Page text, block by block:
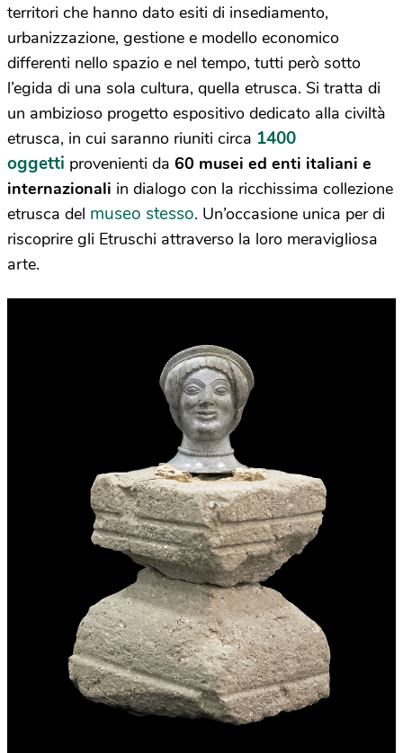
territori che hanno dato esiti di insediamento,
urbanizzazione, gestione e modello economico
differenti nello spazio e nel tempo, tutti però sotto
l’egida di una sola cultura, quella etrusca. Si tratta di
un ambizioso progetto espositivo dedicato alla civiltà
etrusca, in cui saranno riuniti circa 1400
oggetti provenienti da 60 musei ed enti italiani e
internazionali in dialogo con la ricchissima collezione
etrusca del museo stesso. Un’occasione unica per di
riscoprire gli Etruschi attraverso la loro meravigliosa
arte.